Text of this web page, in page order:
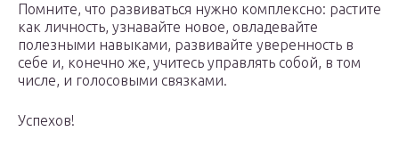
Помните, что развиваться нужно комплексно: растите
как личность, узнавайте новое, овладевайте
полезными навыками, развивайте уверенность в
себе и, конечно же, учитесь управлять собой, в том
числе, и голосовыми связками.
Успехов!